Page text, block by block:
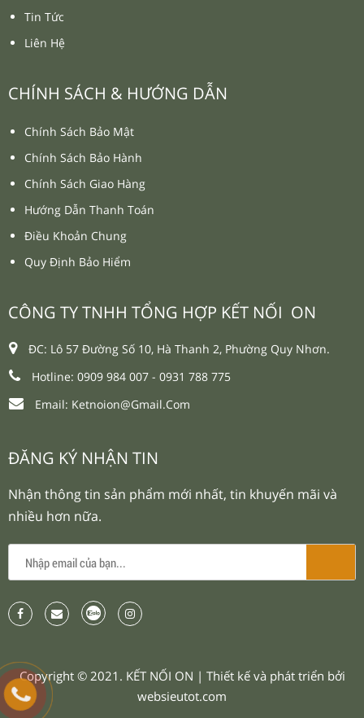
CÔNG TY TNHH TỔNG HỢP KẾT NỐI ON
ĐC: Lô 57 Đường Số 10, Hà Thanh 2, Phường Quy Nhơn.
Hotline: 0909 984 007 - 0931 788 775
Email: Ketnoion@gmail.com
Tin Tức
Liên Hệ
CHÍNH SÁCH & HƯỚNG DẪN
Chính Sách Bảo Mật
Chính Sách Bảo Hành
Chính Sách Giao Hàng
Hướng Dẫn Thanh Toán
Điều Khoản Chung
Quy Định Bảo Hiểm
ĐĂNG KÝ NHẬN TIN
Nhận thông tin sản phẩm mới nhất, tin khuyến mãi và
nhiều hơn nữa.
Copyright © 2021. KẾT NỐI ON | Thiết kế và phát triển bởi
websieutot.com